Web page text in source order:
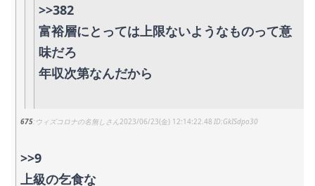
>>382
富裕層にとっては上限ないようなものって意
味だろ
年収次第なんだから
675 ウィズコロナの名無しさん 2023/06/23(金) 12:14:22.48 GkISdpo30
>>9
上級の乞食な